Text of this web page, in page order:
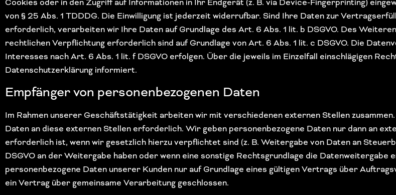
Cookies oder in den Zugriff auf Informationen in Ihr Endgerät (z. B. via Device-Fingerprinting)
von § 25 Abs. 1 TDDDG. Die Einwilligung ist jederzeit widerrufbar. Sind Ihre Daten zur
erforderlich, verarbeiten wir Ihre Daten auf Grundlage des Art. 6 Abs. 1 lit. b DSGVO. Des
rechtlichen Verpflichtung erforderlich sind auf Grundlage von Art. 6 Abs. 1 lit. c DSGVO. Die
Interesses nach Art. 6 Abs. 1 lit. f DSGVO erfolgen. Über die jeweils im Einzelfall einschlägigen
Datenschutzerklärung informiert.
Empfänger von personenbezogenen Daten
Im Rahmen unserer Geschäftstätigkeit arbeiten wir mit verschiedenen externen Stellen
Daten an diese externen Stellen erforderlich. Wir geben personenbezogene Daten nur dann an
erforderlich ist, wenn wir gesetzlich hierzu verpflichtet sind (z. B. Weitergabe von Daten an
DSGVO an der Weitergabe haben oder wenn eine sonstige Rechtsgrundlage die
personenbezogene Daten unserer Kunden nur auf Grundlage eines gültigen Vertrags über
ein Vertrag über gemeinsame Verarbeitung geschlossen.